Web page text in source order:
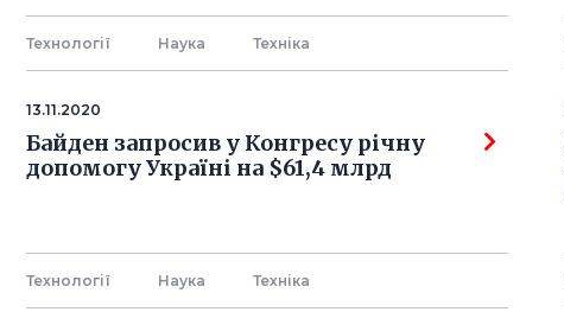
Технології Наука Технiка
13.11.2020
Байден запросив у Конгресу річну
допомогу Україні на $61,4 млрд
Технології Наука Технiка